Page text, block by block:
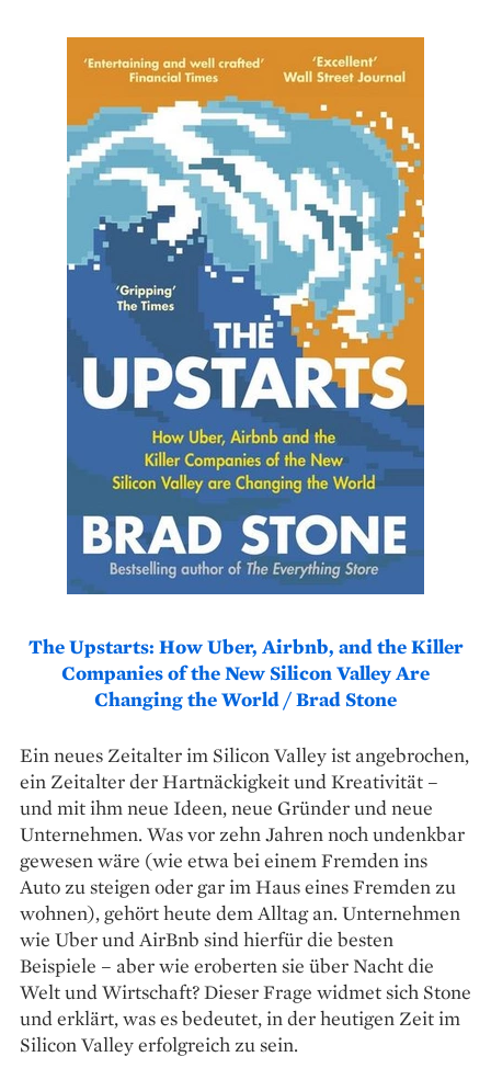
The Upstarts: How Uber, Airbnb, and the Killer
Companies of the New Silicon Valley Are
Changing the World / Brad Stone
Ein neues Zeitalter im Silicon Valley ist angebrochen,
ein Zeitalter der Hartnäckigkeit und Kreativität –
und mit ihm neue Ideen, neue Gründer und neue
Unternehmen. Was vor zehn Jahren noch undenkbar
gewesen wäre (wie etwa bei einem Fremden ins
Auto zu steigen oder gar im Haus eines Fremden zu
wohnen), gehört heute dem Alltag an. Unternehmen
wie Uber und AirBnb sind hierfür die besten
Beispiele – aber wie eroberten sie über Nacht die
Welt und Wirtschaft? Dieser Frage widmet sich Stone
und erklärt, was es bedeutet, in der heutigen Zeit im
Silicon Valley erfolgreich zu sein.